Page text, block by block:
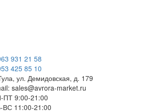
931 21 58
425 85 10
ул. Демидовская, д. 179
sales@avrora-market.ru
ПТ 9:00-21:00
ВС 11:00-21:00